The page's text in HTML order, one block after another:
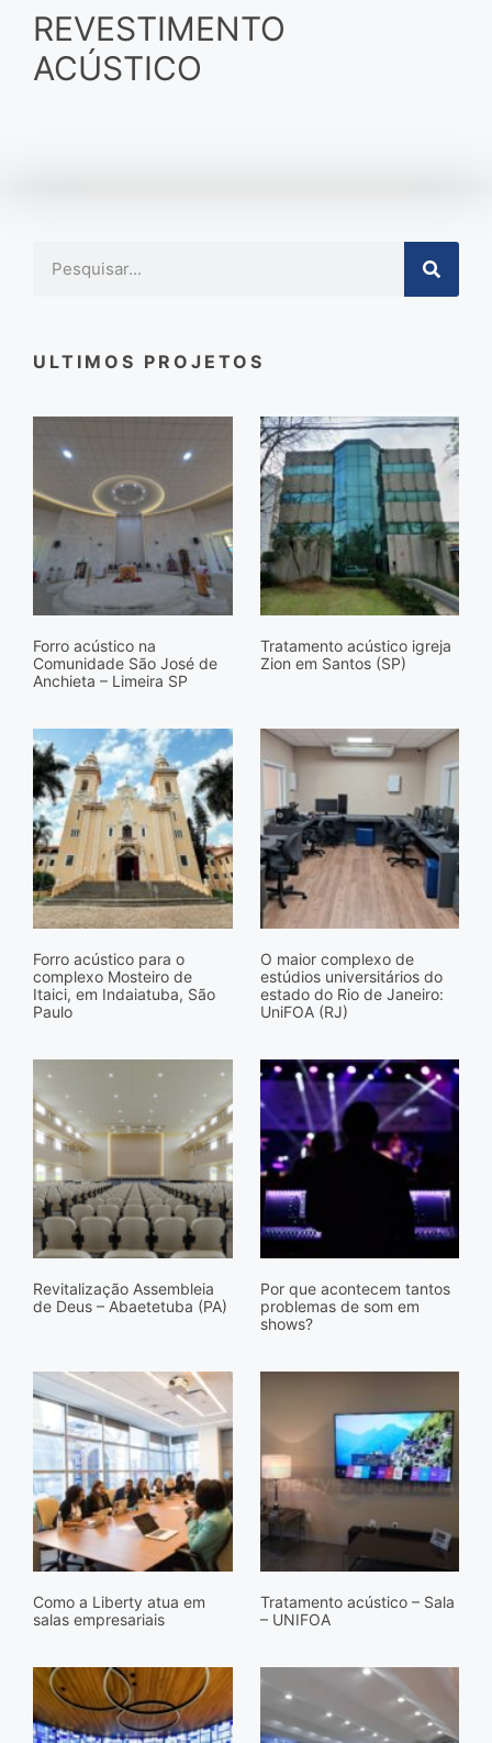
REVESTIMENTO
ACÚSTICO
ULTIMOS PROJETOS
Forro acústico na
Comunidade São José de
Anchieta – Limeira SP
Tratamento acústico igreja
Zion em Santos (SP)
Forro acústico para o
complexo Mosteiro de
Itaici, em Indaiatuba, São
Paulo
O maior complexo de
estúdios universitários do
estado do Rio de Janeiro:
UniFOA (RJ)
Revitalização Assembleia
de Deus – Abaetetuba (PA)
Por que acontecem tantos
problemas de som em
shows?
Como a Liberty atua em
salas empresariais
Tratamento acústico – Sala
– UNIFOA